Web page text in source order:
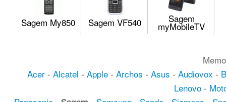
Sagem My850 Sagem VF540 Sagem
myMobileTV
Acer - Alcatel - Apple - Archos - Asus - Audiovox -
Lenovo -